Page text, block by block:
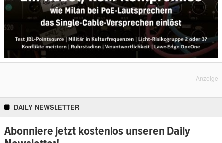
Anzeige
DAILY NEWSLETTER
Abonniere jetzt kostenlos unseren Daily